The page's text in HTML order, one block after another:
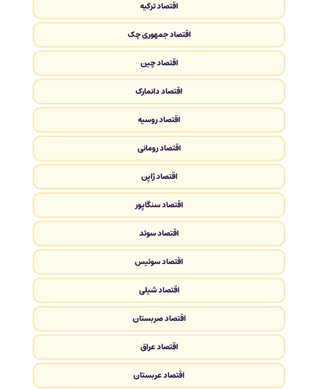
اقتصاد ترکیه
اقتصاد جمهوری چک
اقتصاد چین
اقتصاد دانمارک
اقتصاد روسیه
اقتصاد رومانی
اقتصاد ژاپن
اقتصاد سنگاپور
اقتصاد سوئد
اقتصاد سوئیس
اقتصاد شیلی
اقتصاد صربستان
اقتصاد عراق
اقتصاد عربستان